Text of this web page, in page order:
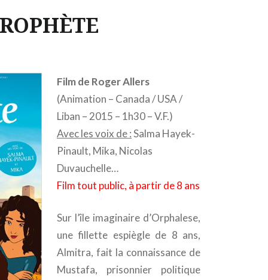
Film de Roger Allers
(Animation – Canada / USA /
Liban – 2015 – 1h30 – V.F.)
Avec les voix de :Salma Hayek-
Pinault, Mika, Nicolas
Duvauchelle…
Film tout public, à partir de 8 ans
Sur l’île imaginaire d’Orphalese,
une fillette espiègle de 8 ans,
Almitra, fait la connaissance de
Mustafa, prisonnier politique